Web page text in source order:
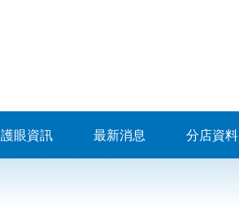
護眼資訊 最新消息 分店資料